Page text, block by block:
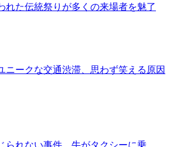
れた伝統祭りが多くの来場者を魅了
ニークな交通渋滞、思わず笑える原因
られない事件、牛がタクシーに乗